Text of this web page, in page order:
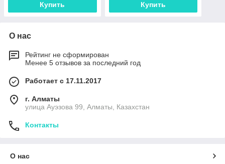
Купить Купить
О нас
Рейтинг не сформирован
Менее 5 отзывов за последний год
Работает с 17.11.2017
г. Алматы
улица Ауэзова 99, Алматы, Казахстан
Контакты
О нас